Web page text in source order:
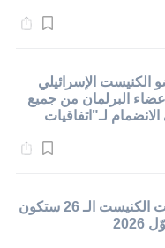
الإسرائيلي
أعضاء البرلمان من جميع
لـ"اتفاقيات
إسرائيل: انتخابات الكنيست الـ 26 ستكون